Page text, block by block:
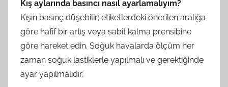
Kış aylarında basıncı nasıl ayarlamalıyım?
Kışın basınç düşebilir; etiketlerdeki önerilen aralığa
göre hafif bir artış veya sabit kalma prensibine
göre hareket edin. Soğuk havalarda ölçüm her
zaman soğuk lastiklerle yapılmalı ve gerektiğinde
ayar yapılmalıdır.